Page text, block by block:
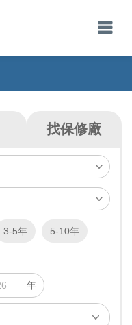
找保修廠
3-5年 5-10年
年